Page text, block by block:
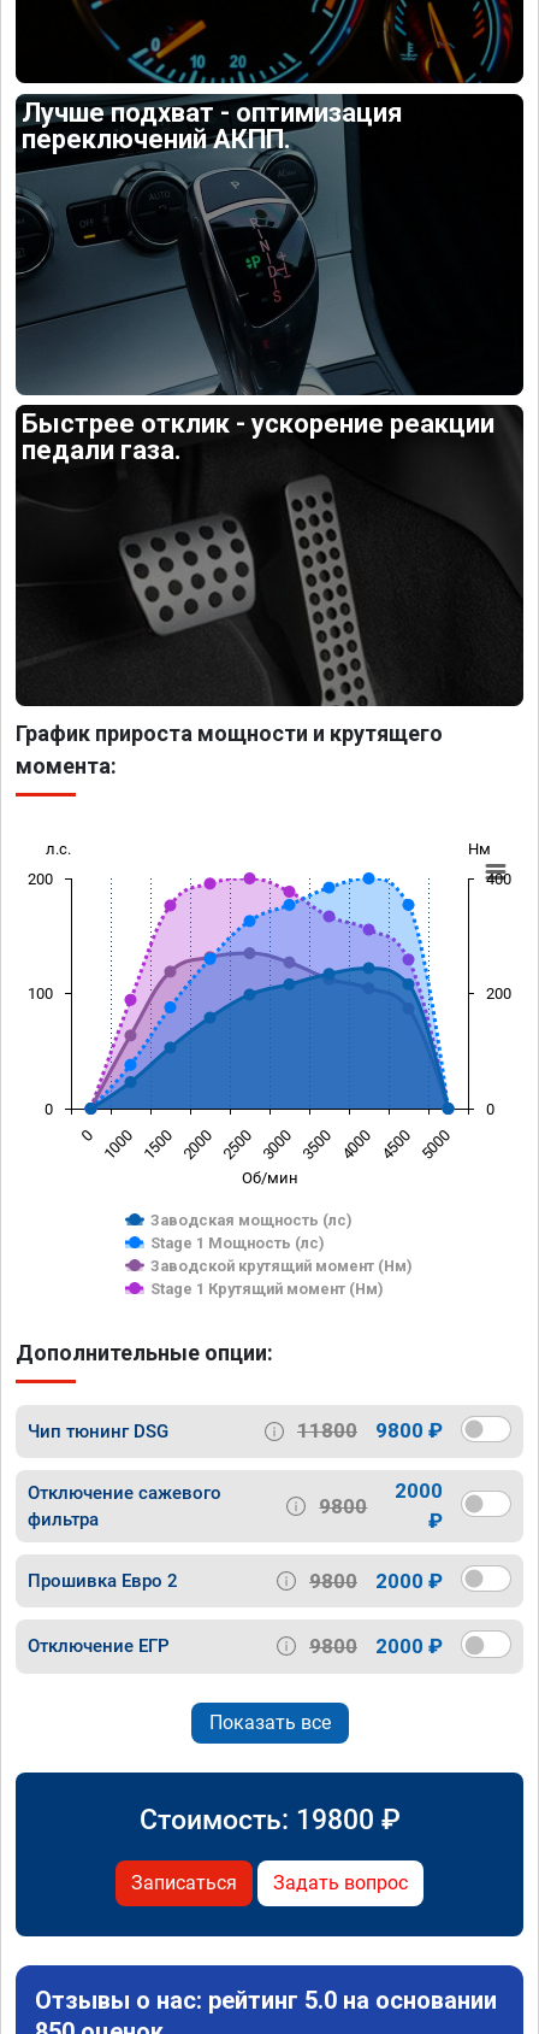
Лучше подхват - оптимизация
переключений АКПП.
Быстрее отклик - ускорение реакции
педали газа.
График прироста мощности и крутящего
момента:
Об/мин
л.с. Нм
Заводская мощность (лс)
Stage 1 Мощность (лс)
Заводской крутящий момент (Нм)
Stage 1 Крутящий момент (Нм)
0 1000 1500 2000 2500 3000 3500 4000 4500 5000
0
100
200
0
200
400
Дополнительные опции:
Чип тюнинг DSG 11800 9800 ₽
Отключение сажевого
фильтра
9800
2000
₽
Прошивка Евро 2 9800 2000 ₽
Отключение ЕГР 9800 2000 ₽
Показать все
Стоимость: 19800 ₽
Записаться Задать вопрос
Отзывы о нас: рейтинг 5.0 на основании